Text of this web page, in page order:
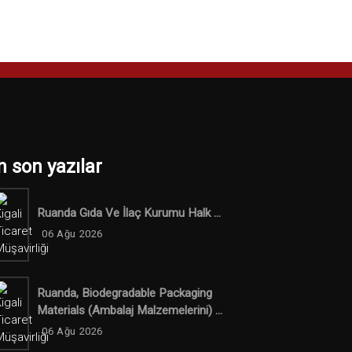
son yazılar
Ruanda Gıda Ve İlaç Kurumu Halk ...
06 Ağu 2026
Ruanda, Biodegradable Packaging
Materials (ambalaj Malzemelerini) ...
06 Ağu 2026